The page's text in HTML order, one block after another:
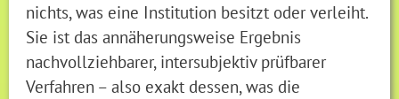
nichts, was eine Institution besitzt oder verleiht.
Sie ist das annäherungsweise Ergebnis
nachvollziehbarer, intersubjektiv prüfbarer
Verfahren – also exakt dessen, was die